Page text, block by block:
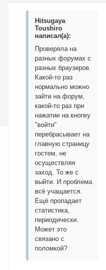
Hitsugaya
Toushiro
написал(а):
Проверяла на
разных форумах с
разных браузеров.
Какой-то раз
нормально можно
зайти на форум,
какой-то раз при
нажатии на кнопку
"войти"
перебрасывает на
главную страницу
гостем, не
осуществляя
заход. То же с
выйти. И проблема
всё учащается.
Ещё пропадает
статистика,
периодически.
Может это
связано с
поломкой?